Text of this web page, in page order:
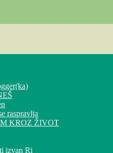
raspravlja
KROZ ŽIVOT
izvan Ri